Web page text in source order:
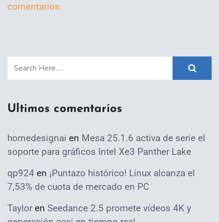
comentarios.
Ultimos comentarios
homedesignai en Mesa 25.1.6 activa de serie el
soporte para gráficos Intel Xe3 Panther Lake
qp924 en ¡Puntazo histórico! Linux alcanza el
7,53% de cuota de mercado en PC
Taylor en Seedance 2.5 promete vídeos 4K y